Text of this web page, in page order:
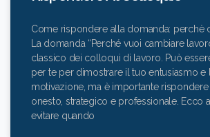
Come rispondere alla domanda: perchè
La domanda “Perché vuoi cambiare
classico dei colloqui di lavoro. Può
per te per dimostrare il tuo entusiasmo e
motivazione, ma è importante
onesto, strategico e professionale. Ecco
evitare quando